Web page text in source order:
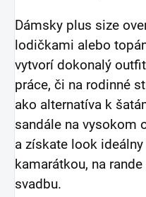
Dámsky plus size
lodičkami alebo
vytvorí dokonalý
práce, či na rodinné
ako alternatíva k
sandále na vysokom
a získate look
kamarátkou, na
svadbu.